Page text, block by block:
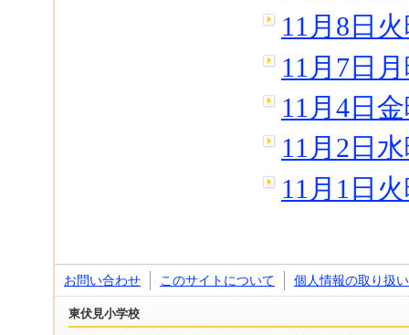
11月8日
11月7日
11月4日
11月2日
11月1日
お問い合わせ このサイトについて 個人情報の取り扱い
東伏見小学校